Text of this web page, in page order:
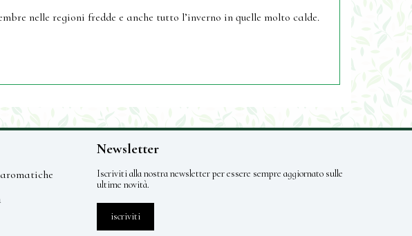
nelle regioni fredde e anche tutto l’inverno in quelle molto calde.
Newsletter
Iscriviti alla nostra newsletter per essere sempre aggiornato sulle
ultime novità.
iscriviti